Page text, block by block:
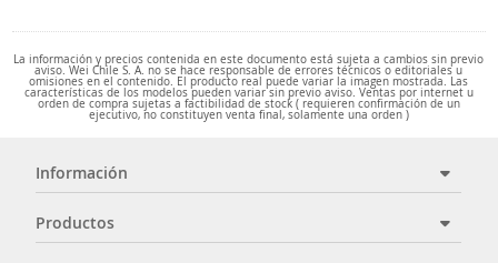
La información y precios contenida en este documento está sujeta a cambios sin previo
aviso. Wei Chile S. A. no se hace responsable de errores técnicos o editoriales u
omisiones en el contenido. El producto real puede variar la imagen mostrada. Las
características de los modelos pueden variar sin previo aviso. Ventas por internet u
orden de compra sujetas a factibilidad de stock ( requieren confirmación de un
ejecutivo, no constituyen venta final, solamente una orden )
Información
Productos